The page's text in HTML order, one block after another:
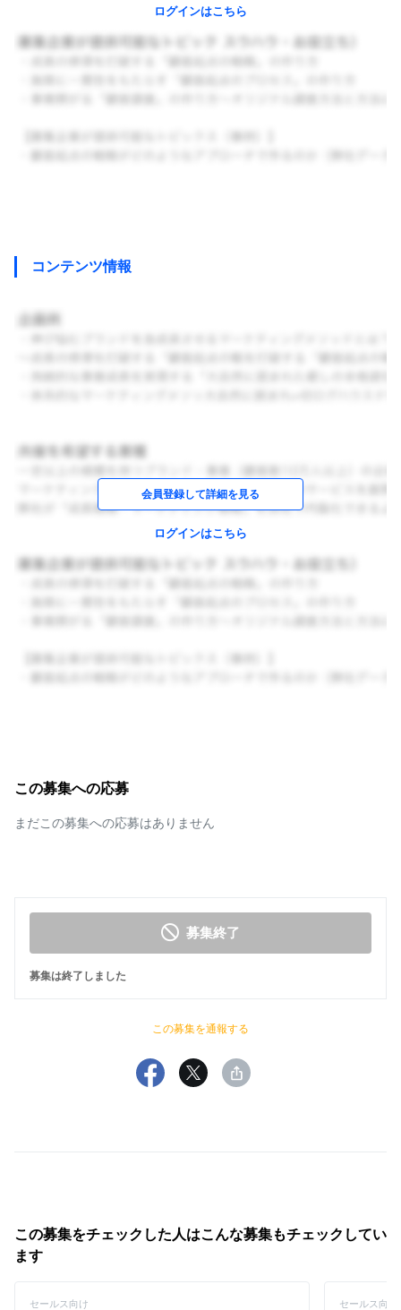
ログインはこちら
コンテンツ情報
会員登録して詳細を見る
ログインはこちら
この募集への応募
まだこの募集への応募はありません
募集終了
募集は終了しました
この募集を通報する
この募集をチェックした人はこんな募集もチェックしてい
ます
セールス向け セールス向け